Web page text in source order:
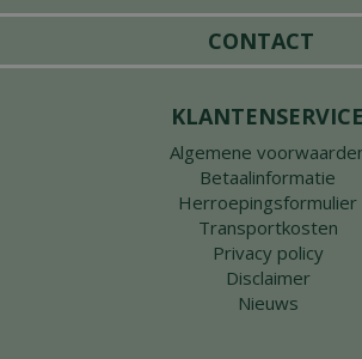
CONTACT
KLANTENSERVICE
Algemene
Betaalinformatie
Herroepingsformulier
Transportkosten
Privacy policy
Disclaimer
Nieuws